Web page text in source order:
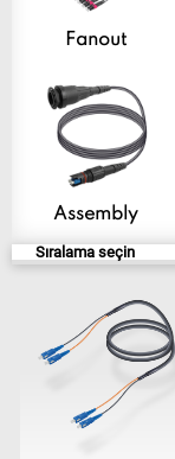
Fanout
Assembly
Sıralama seçin